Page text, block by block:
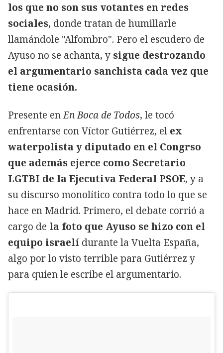
los que no son sus votantes en redes
sociales, donde tratan de humillarle
llamándole "Alfombro". Pero el escudero de
Ayuso no se achanta, y sigue destrozando
el argumentario sanchista cada vez que
tiene ocasión.
Presente enEn Boca de Todos, le tocó
enfrentarse con Víctor Gutiérrez, el ex
waterpolista y diputado en el Congrso
que además ejerce como Secretario
LGTBI de la Ejecutiva Federal PSOE, y a
su discurso monolítico contra todo lo que se
hace en Madrid. Primero, el debate corrió a
cargo de la foto que Ayuso se hizo con el
equipo israelí durante la Vuelta España,
algo por lo visto terrible para Gutiérrez y
para quien le escribe el argumentario.